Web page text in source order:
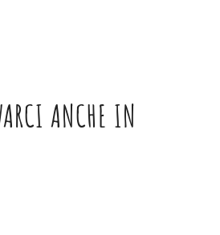
ANCHE IN